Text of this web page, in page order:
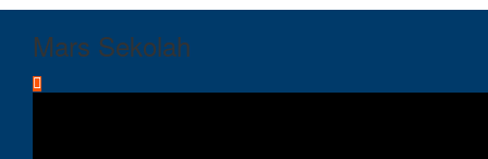
Mars Sekolah